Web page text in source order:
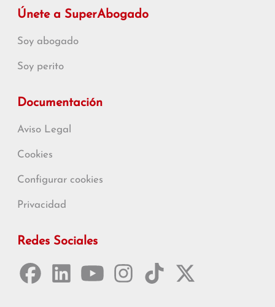
Únete a SuperAbogado
Soy abogado
Soy perito
Documentación
Aviso Legal
Cookies
Configurar cookies
Privacidad
Redes Sociales